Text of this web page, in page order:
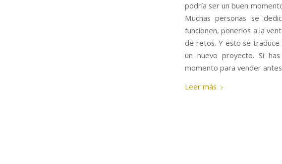
podría ser un buen
Muchas personas se
funcionen, ponerlos a la
de retos. Y esto se traduce
un nuevo proyecto. Si
momento para vender
Leer más